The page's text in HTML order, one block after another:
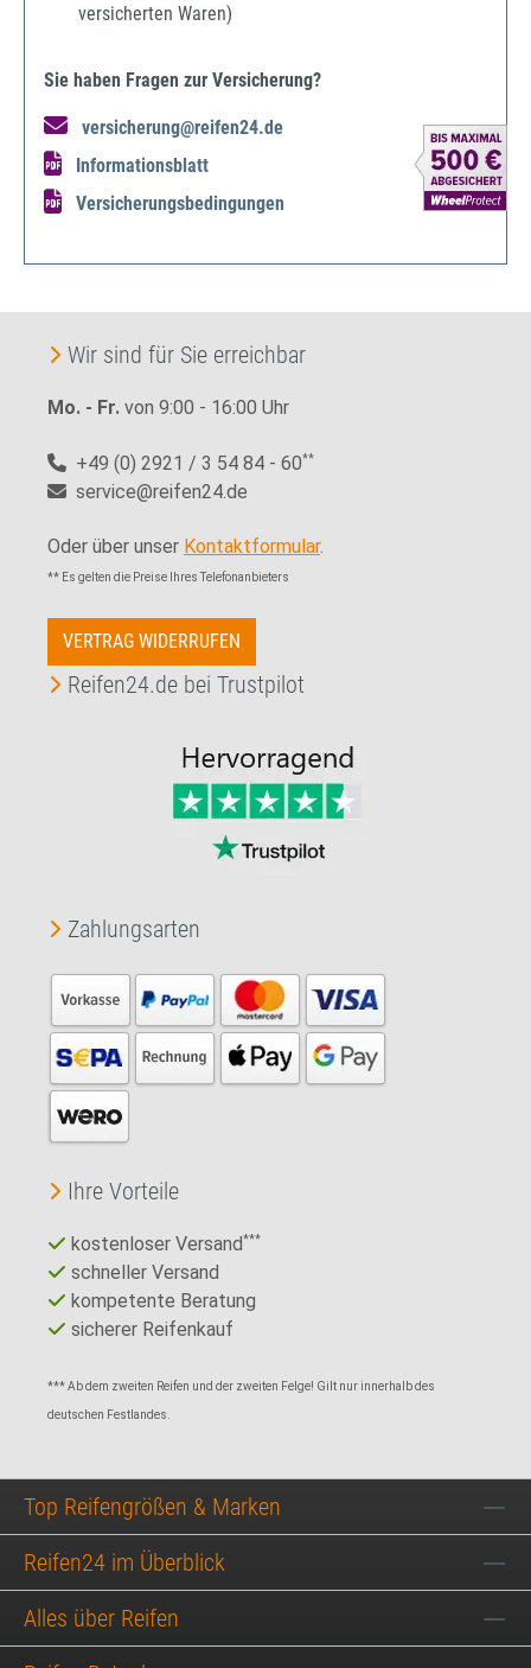
versicherten Waren)
Sie haben Fragen zur Versicherung?
versicherung@reifen24.de
Informationsblatt
Versicherungsbedingungen
Wir sind für Sie erreichbar
Mo. - Fr. von 9:00 - 16:00 Uhr
+49 (0) 2921 / 3 54 84 - 60**
service@reifen24.de
Oder über unser Kontaktformular.
** Es gelten die Preise Ihres Telefonanbieters
VERTRAG WIDERRUFEN
Reifen24.de bei Trustpilot
Zahlungsarten
Ihre Vorteile
kostenloser Versand***
schneller Versand
kompetente Beratung
sicherer Reifenkauf
*** Ab dem zweiten Reifen und der zweiten Felge! Gilt nur innerhalb des
deutschen Festlandes.
Top Reifengrößen & Marken
Reifen24 im Überblick
Alles über Reifen